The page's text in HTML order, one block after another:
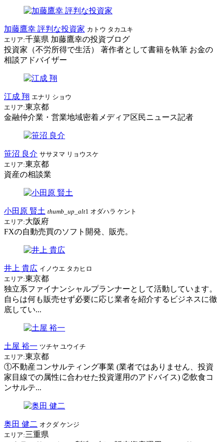
加藤鷹幸 評判な投資家 カトウ タカユキ
エリア:千葉県 加藤鷹幸の投資ブログ
投資家（不労所得で生活） 著作者として書籍を執筆 お金の
相談アドバイザー
江成 翔 エナリ ショウ
エリア:東京都
金融仲介業・営業地域密着メディア区民ニュース記者
笹沼 良介 ササヌマ リョウスケ
エリア:東京都
資産の相談業
小田原 賢土 thumb_up_alt1 オダハラ ケント
エリア:大阪府
FXの自動売買のソフト開発、販売。
井上 貴広 イノウエ タカヒロ
エリア:東京都
独立系ファイナンシャルプランナーとして活動しています。
自らは何も販売せず必要に応じ業者を紹介するビジネスに徹
底してい...
土屋 裕一 ツチヤ ユウイチ
エリア:東京都
①不動産コンサルティング事業 (業者ではありません、投資
家目線での属性に合わせた投資運用のアドバイス) ②飲食コ
ンサルテ...
奥田 健二 オクダ ケンジ
エリア:三重県